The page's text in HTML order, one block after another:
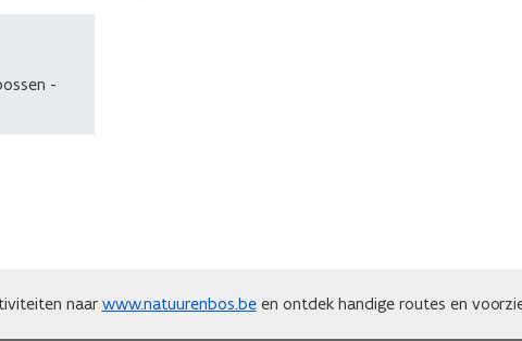
-
naar www.natuurenbos.been ontdek handige routes en